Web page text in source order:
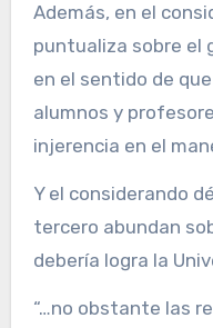
Además, en el
puntualiza sobre el
en el sentido de
alumnos y
injerencia en el
Y el considerando
tercero abundan
debería logra la
“…no obstante las